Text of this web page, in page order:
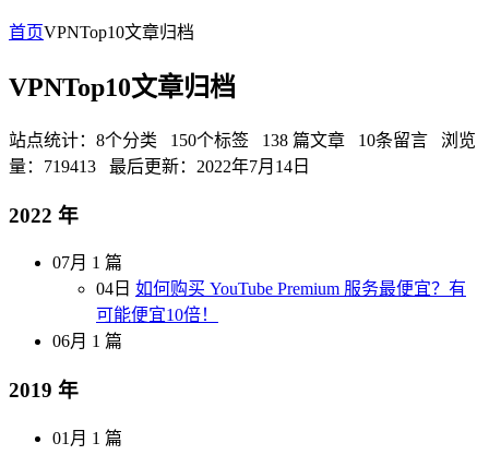
首页VPNTop10文章归档
VPNTop10文章归档
站点统计：8个分类 150个标签 138 篇文章 10条留言 浏览
量：719413 最后更新：2022年7月14日
2022 年
07月 1 篇
04日 如何购买 YouTube Premium 服务最便宜？有
可能便宜10倍！
06月 1 篇
2019 年
01月 1 篇